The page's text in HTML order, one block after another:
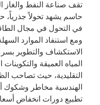
تقف صناعة النفط والغاز
حاسم يشهد تحولاً
في التحول في مجال
ومع استنفاد الموارد
الاستكشاف والتطوير
المياه العميقة
التقليدية، حيث تصاحب
الهندسية مخاطر وشكوك
تطبيع دورات انخفاض